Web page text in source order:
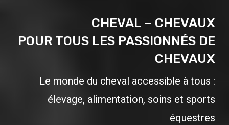
CHEVAL – CHEVAUX
POUR TOUS LES PASSIONNÉS DE
CHEVAUX
Le monde du cheval accessible à tous :
élevage, alimentation, soins et sports
équestres